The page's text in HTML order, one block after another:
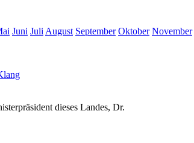
Juni Juli August September Oktober November
dieses Landes, Dr.